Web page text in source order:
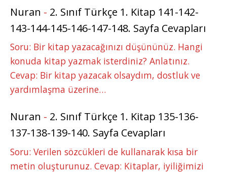
Nuran - 2. Sınıf Türkçe 1. Kitap 141-142-
143-144-145-146-147-148. Sayfa Cevapları
Soru: Bir kitap yazacağınızı düşününüz. Hangi
konuda kitap yazmak isterdiniz? Anlatınız.
Cevap: Bir kitap yazacak olsaydım, dostluk ve
yardımlaşma üzerine…
Nuran - 2. Sınıf Türkçe 1. Kitap 135-136-
137-138-139-140. Sayfa Cevapları
Soru: Verilen sözcükleri de kullanarak kısa bir
metin oluşturunuz. Cevap: Kitaplar, iyiliğimizi